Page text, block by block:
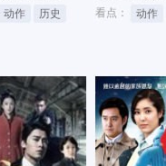
动作 历史
看点：
动作